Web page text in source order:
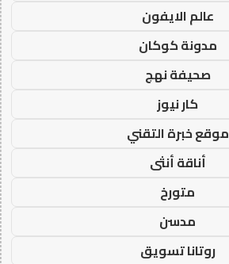
عالم الايفون
مدونة كوكان
صحيفة نهج
كار نيوز
موقع خبرة التقني
أناقة أنثى
متورخ
مدسن
روتانا تسويق